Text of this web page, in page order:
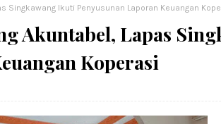
Singkawang Ikuti Penyusunan Laporan Keuangan
Akuntabel, Lapas
Koperasi